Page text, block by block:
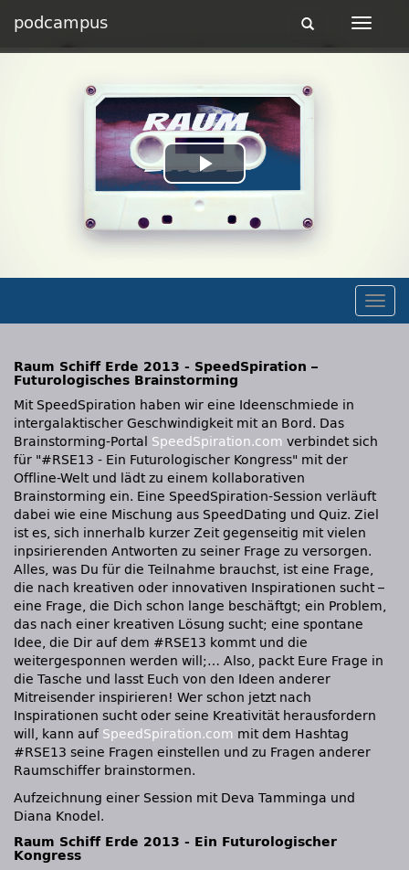
podcampus
Toggle
Toggle
Play
Video
Raum Schiff Erde 2013 - SpeedSpiration –
Futurologisches Brainstorming
Mit SpeedSpiration haben wir eine Ideenschmiede in
intergalaktischer Geschwindigkeit mit an Bord. Das
Brainstorming-Portal SpeedSpiration.com verbindet sich
für
#RSE13 - Ein Futurologischer Kongress
mit der
Offline-Welt und lädt zu einem kollaborativen
Brainstorming ein. Eine SpeedSpiration-Session verläuft
dabei wie eine Mischung aus SpeedDating und Quiz. Ziel
ist es, sich innerhalb kurzer Zeit gegenseitig mit vielen
inpsirierenden Antworten zu seiner Frage zu versorgen.
Alles, was Du für die Teilnahme brauchst, ist eine Frage,
die nach kreativen oder innovativen Inspirationen sucht –
eine Frage, die Dich schon lange beschäftgt; ein Problem,
das nach einer kreativen Lösung sucht; eine spontane
Idee, die Dir auf dem #RSE13 kommt und die
weitergesponnen werden will;… Also, packt Eure Frage in
die Tasche und lasst Euch von den Ideen anderer
Mitreisender inspirieren! Wer schon jetzt nach
Inspirationen sucht oder seine Kreativität herausfordern
will, kann auf SpeedSpiration.com mit dem Hashtag
#RSE13 seine Fragen einstellen und zu Fragen anderer
Raumschiffer brainstormen.
Aufzeichnung einer Session mit Deva Tamminga und
Diana Knodel.
Raum Schiff Erde 2013 - Ein Futurologischer
Kongress